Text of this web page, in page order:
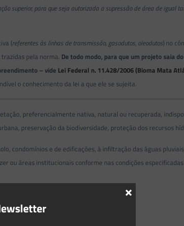
superior, para que seja autorizada a supressão de área de igual
(referentes às linhas de transmissão, gasodutos, oleodutos) no
pela norma. De todo modo, para que um projeto saia
– vide Lei Federal n. 11.428/2006 (Bioma Mata
o conhecimento da lei a que ele se sujeita.
preferencialmente nativa, natural ou recuperada,
preservação da biodiversidade, proteção dos recursos
condomínios e de edificações, à infiltração das águas
ou áreas institucionais conforme nas condições
×